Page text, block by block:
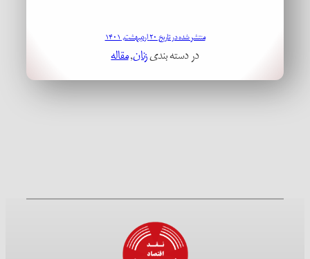
منتشر شده در تاریخ ۲۰ اردیبهشت, ۱۴۰۱
در دسته بندیزنان, مقاله